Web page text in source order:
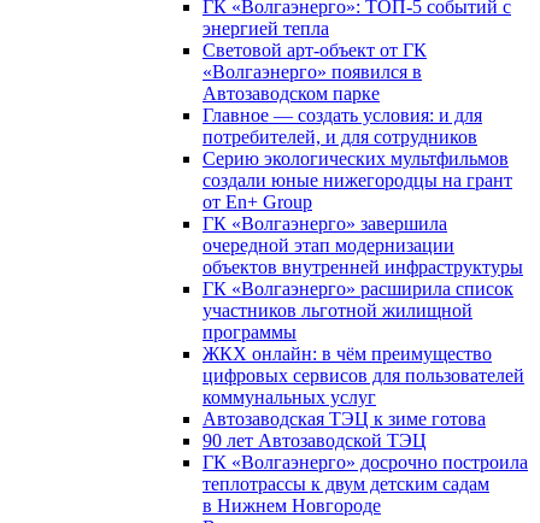
ГК «Волгаэнерго»: ТОП-5 событий с
энергией тепла
Световой арт-объект от ГК
«Волгаэнерго» появился в
Автозаводском парке
Главное — создать условия: и для
потребителей, и для сотрудников
Серию экологических мультфильмов
создали юные нижегородцы на грант
от En+ Group
ГК «Волгаэнерго» завершила
очередной этап модернизации
объектов внутренней инфраструктуры
ГК «Волгаэнерго» расширила список
участников льготной жилищной
программы
ЖКХ онлайн: в чём преимущество
цифровых сервисов для пользователей
коммунальных услуг
Автозаводская ТЭЦ к зиме готова
90 лет Автозаводской ТЭЦ
ГК «Волгаэнерго» досрочно построила
теплотрассы к двум детским садам
в Нижнем Новгороде